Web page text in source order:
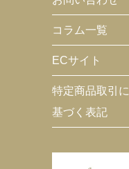
コラム一覧
ECサイト
特定商品取引に
基づく表記